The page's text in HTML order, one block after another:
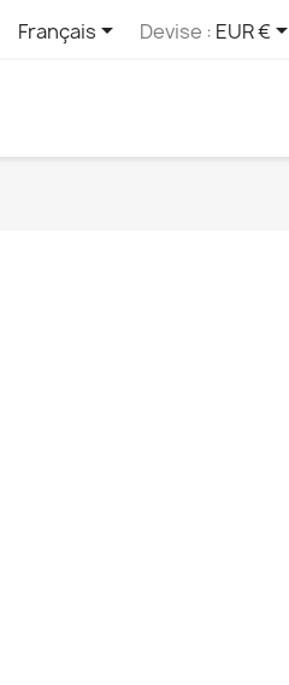
Français Devise : EUR €